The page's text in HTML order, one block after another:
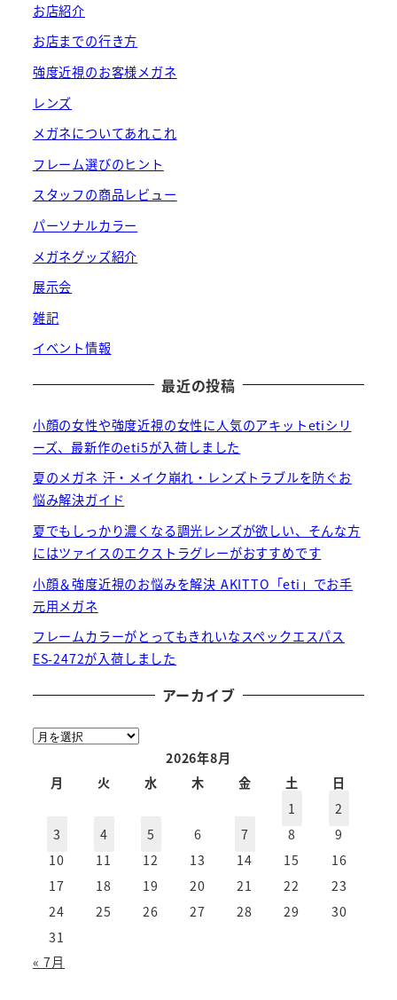
お店紹介
お店までの行き方
強度近視のお客様メガネ
レンズ
メガネについてあれこれ
フレーム選びのヒント
スタッフの商品レビュー
パーソナルカラー
メガネグッズ紹介
展示会
雑記
イベント情報
最近の投稿
小顔の女性や強度近視の女性に人気のアキットetiシリ
ーズ、最新作のeti5が入荷しました
夏のメガネ 汗・メイク崩れ・レンズトラブルを防ぐお
悩み解決ガイド
夏でもしっかり濃くなる調光レンズが欲しい、そんな方
にはツァイスのエクストラグレーがおすすめです
小顔＆強度近視のお悩みを解決 AKITTO「eti」でお手
元用メガネ
フレームカラーがとってもきれいなスペックエスパス
ES-2472が入荷しました
アーカイブ
ア
2026年8月
月
火 水 木 金 土
日
1
2
3
4 5 6 7 8
9
10
11 12 13 14 15
16
17
18 19 20 21 22
23
24
25 26 27 28 29
30
31
« 7月